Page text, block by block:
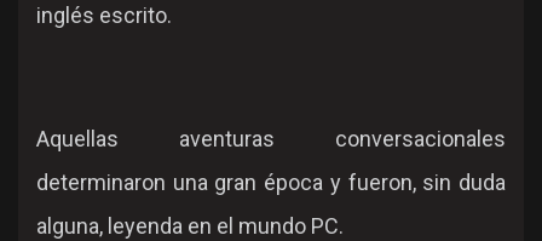
inglés escrito.
Aquellas aventuras conversacionales
determinaron una gran época y fueron, sin duda
alguna, leyenda en el mundo PC.